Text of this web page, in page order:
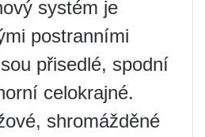
systém je
postranními
přisedlé, spodní
celokrajné.
shromážděné